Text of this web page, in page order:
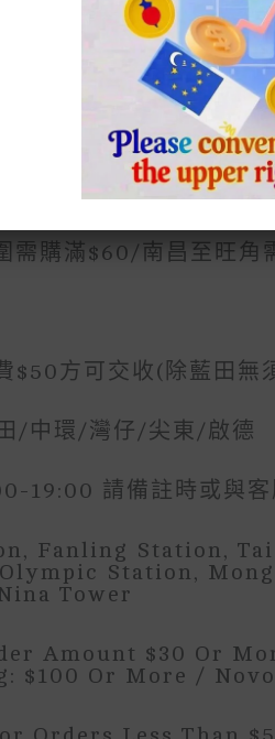
加費
Area, Etc., A
3. 面
,沙田站,火炭,車公廟,
需購滿$60/南昌至旺
$50方可交收(除藍田無
/中環/灣仔/尖東/啟德
19:00 請備註時或與
Fanling Station,
Station,
Tower
Amount $30 Or
$100 Or More /